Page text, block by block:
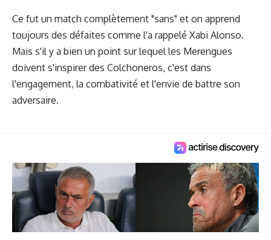
Ce fut un match complètement "sans" et on apprend
toujours des défaites comme l'a rappelé Xabi Alonso.
Mais s'il y a bien un point sur lequel les Merengues
doivent s'inspirer des Colchoneros, c'est dans
l'engagement, la combativité et l'envie de battre son
adversaire.